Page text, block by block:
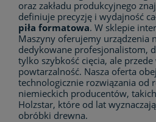
oraz zakładu produkcyjnego
definiuje precyzję i wydajność
piła formatowa. W sklepie
Maszyny oferujemy urządzenia
dedykowane profesjonalistom,
tylko szybkość cięcia, ale
powtarzalność. Nasza oferta
technologicznie rozwiązania od
niemieckich producentów,
Holzstar, które od lat
obróbki drewna.